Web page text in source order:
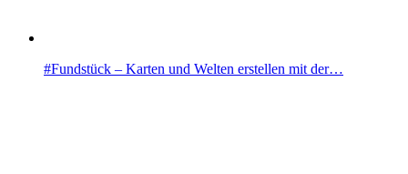
#Fundstück – Karten und Welten erstellen mit der…